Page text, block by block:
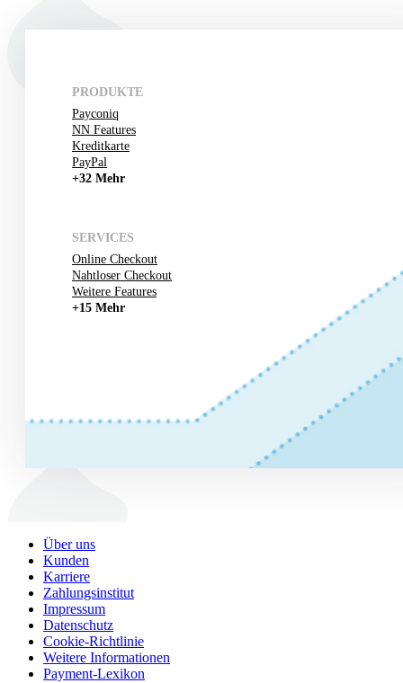
PRODUKTE
Payconiq
NN Features
Kreditkarte
PayPal
+32 Mehr
SERVICES
Online Checkout
Nahtloser Checkout
Weitere Features
+15 Mehr
Über uns
Kunden
Karriere
Zahlungsinstitut
Impressum
Datenschutz
Cookie-Richtlinie
Weitere Informationen
Payment-Lexikon